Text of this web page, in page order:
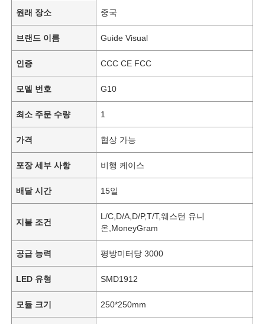
원래 장소 중국
브랜드 이름 Guide Visual
인증 CCC CE FCC
모델 번호 G10
최소 주문 수량 1
가격 협상 가능
포장 세부 사항 비행 케이스
배달 시간 15일
지불 조건
L/C,D/A,D/P,T/T,웨스턴 유니
온,MoneyGram
공급 능력 평방미터당 3000
LED 유형 SMD1912
모듈 크기 250*250mm